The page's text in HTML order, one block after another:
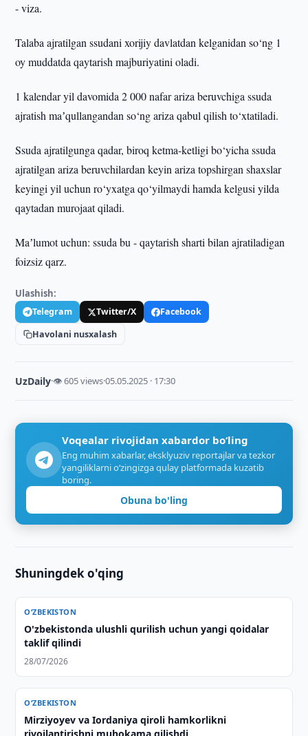
- viza.
Talaba ajratilgan ssudani xorijiy davlatdan kelganidan so‘ng 1
oy muddatda qaytarish majburiyatini oladi.
1 kalendar yil davomida 2 000 nafar ariza beruvchiga ssuda
ajratish maʼqullangandan so‘ng ariza qabul qilish to‘xtatiladi.
Ssuda ajratilgunga qadar, biroq ketma-ketligi bo‘yicha ssuda
ajratilgan ariza beruvchilardan keyin ariza topshirgan shaxslar
keyingi yil uchun ro‘yxatga qo‘yilmaydi hamda kelgusi yilda
qaytadan murojaat qiladi.
Maʼlumot uchun: ssuda bu - qaytarish sharti bilan ajratiladigan
foizsiz qarz.
Ulashish:
Telegram Twitter/X
Facebook
Havolani nusxalash
UzDaily·👁 605 views·05.05.2025 · 17:30
Voqealar rivojidan xabardor bo‘ling
Eng muhim xabarlar, eksklyuziv reportajlar va tezkor
yangiliklarni o‘zingizga qulay platformada kuzatib
boring.
Obuna bo'ling
Shuningdek o'qing
O‘ZBEKISTON
O'zbekistonda ulushli qurilish uchun yangi qoidalar
taklif qilindi
28/07/2026
O‘ZBEKISTON
Mirziyoyev va Iordaniya qiroli hamkorlikni